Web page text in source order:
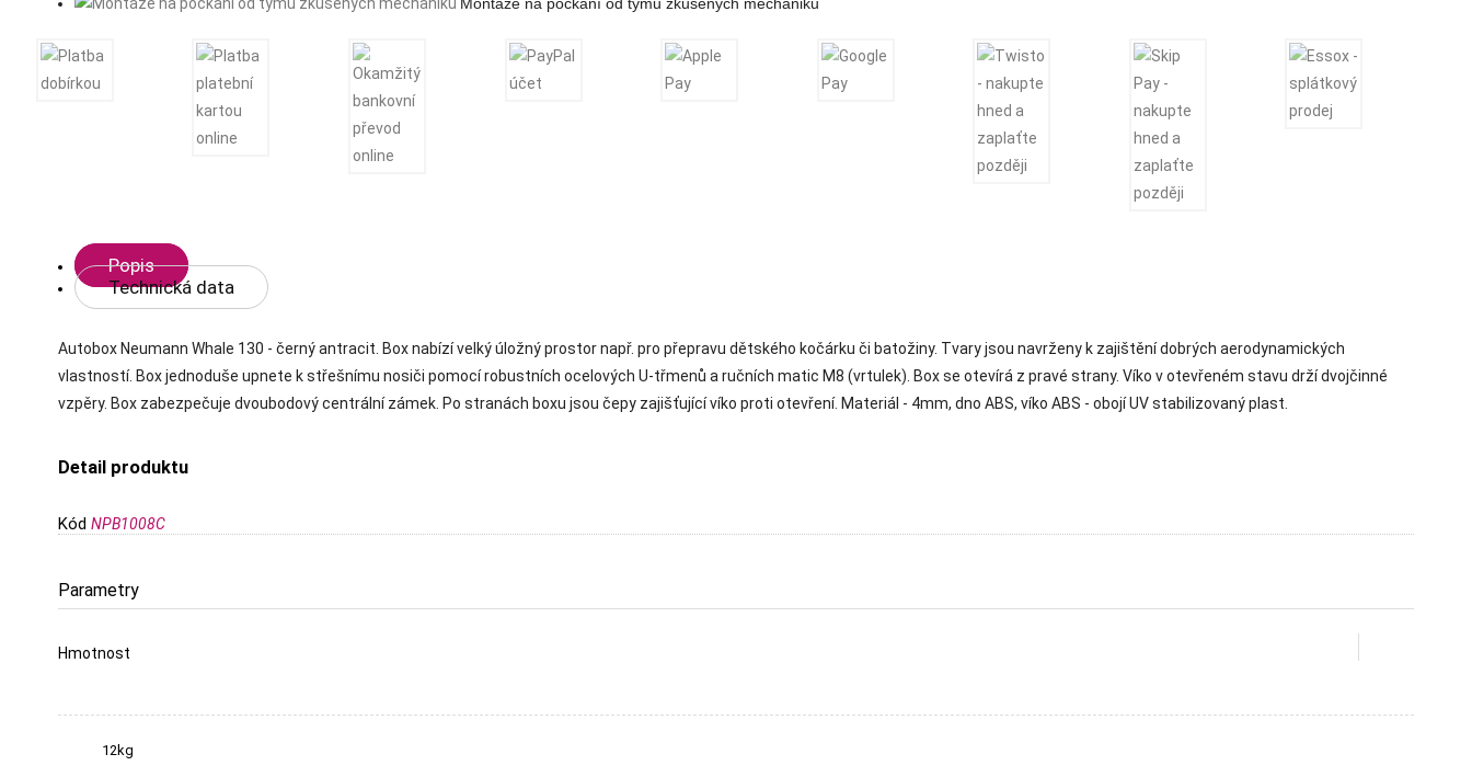
Popis
Technická data
Autobox Neumann Whale 130 - černý antracit. Box nabízí velký úložný prostor např. pro přepravu dětského kočárku či batožiny. Tvary jsou navrženy k zajištění dobrých aerodynamických
vlastností. Box jednoduše upnete k střešnímu nosiči pomocí robustních ocelových U-třmenů a ručních matic M8 (vrtulek). Box se otevírá z pravé strany. Víko v otevřeném stavu drží dvojčinné
vzpěry. Box zabezpečuje dvoubodový centrální zámek. Po stranách boxu jsou čepy zajišťující víko proti otevření. Materiál - 4mm, dno ABS, víko ABS - obojí UV stabilizovaný plast.
Detail produktu
Kód NPB1008C
Parametry
Hmotnost
12kg